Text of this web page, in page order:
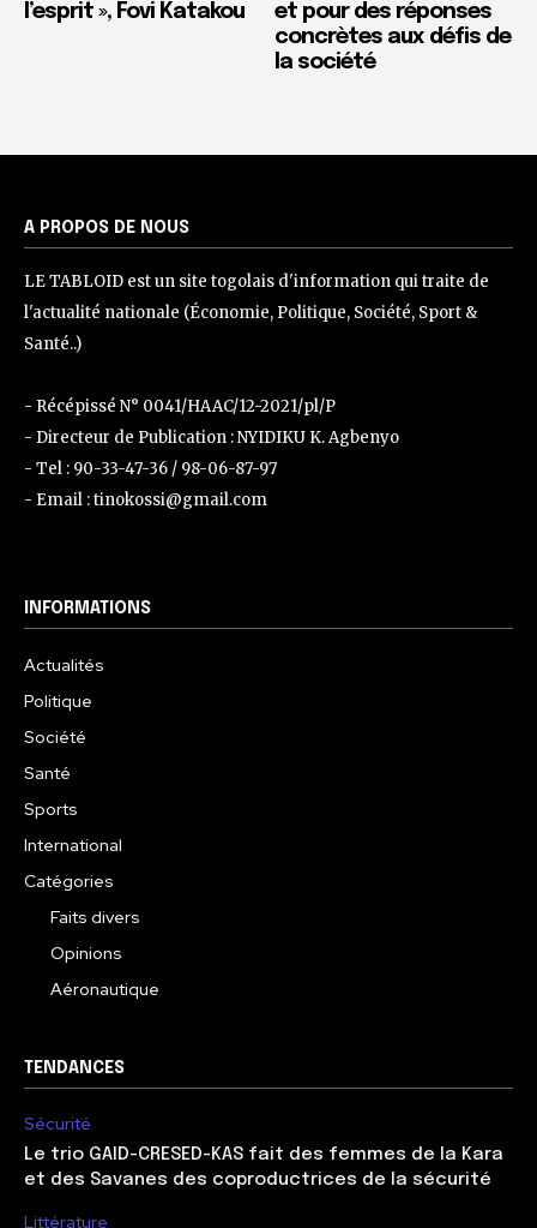
l’esprit », Fovi Katakou
et pour des réponses
concrètes aux défis de
la société
A PROPOS DE NOUS
LE TABLOID est un site togolais d'information qui traite de
l'actualité nationale (Économie, Politique, Société, Sport &
Santé..)
- Récépissé N° 0041/HAAC/12-2021/pl/P
- Directeur de Publication : NYIDIKU K. Agbenyo
- Tel : 90-33-47-36 / 98-06-87-97
- Email : tinokossi@gmail.com
INFORMATIONS
Actualités
Politique
Société
Santé
Sports
International
Catégories
Faits divers
Opinions
Aéronautique
TENDANCES
Sécurité
Le trio GAID-CRESED-KAS fait des femmes de la Kara
et des Savanes des coproductrices de la sécurité
Littérature